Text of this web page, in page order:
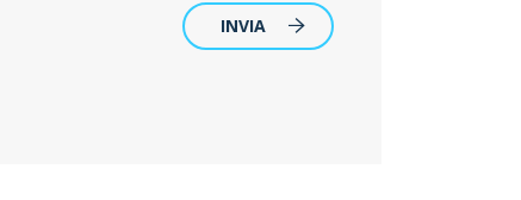
INVIA